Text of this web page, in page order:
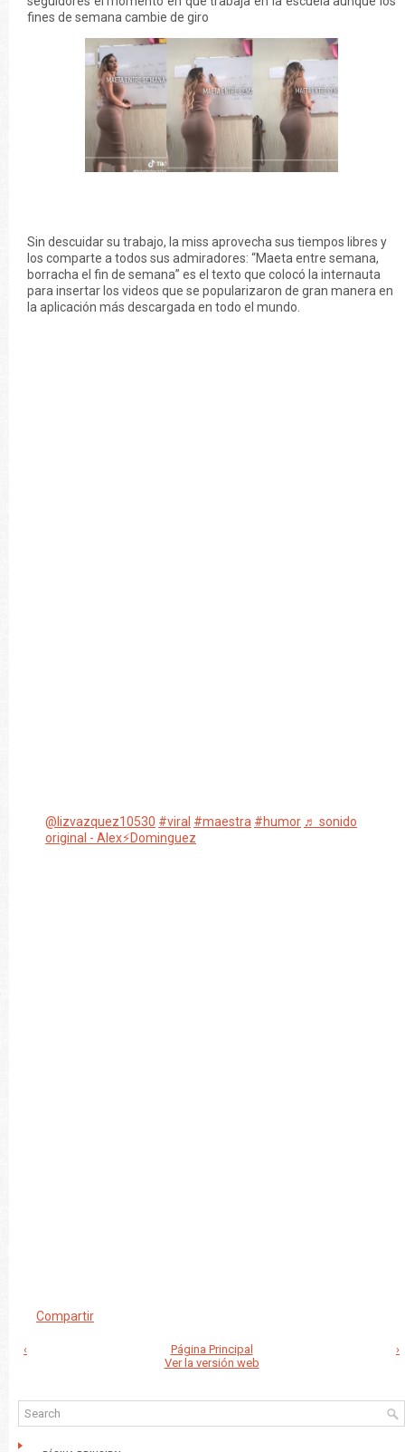
fines de semana cambie de giro
Sin descuidar su trabajo, la miss aprovecha sus tiempos libres y
los comparte a todos sus admiradores: “Maeta entre semana,
borracha el fin de semana” es el texto que colocó la internauta
para insertar los videos que se popularizaron de gran manera en
la aplicación más descargada en todo el mundo.
@lizvazquez10530 #viral #maestra #humor ♬ sonido
original - Alex⚡️Dominguez
Compartir
‹ ›
Página Principal
Ver la versión web